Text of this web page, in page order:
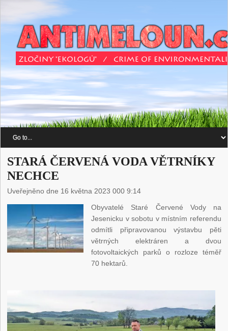
STARÁ ČERVENÁ VODA VĚTRNÍKY
NECHCE
Uveřejněno dne 16 května 2023 000 9:14
Obyvatelé Staré Červené Vody na
Jesenicku v sobotu v místním referendu
odmítli připravovanou výstavbu pěti
větrných elektráren a dvou
fotovoltaických parků o rozloze téměř
70 hektarů.